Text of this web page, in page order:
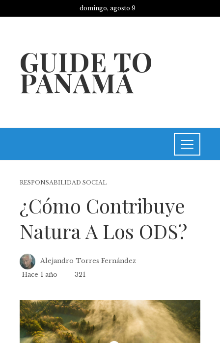
domingo, agosto 9
GUIDE TO
PANAMÁ
RESPONSABILIDAD SOCIAL
¿Cómo Contribuye
Natura A Los ODS?
Alejandro Torres Fernández
Hace 1 año
321